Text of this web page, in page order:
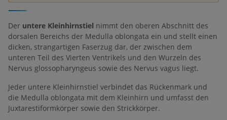
Der untere Kleinhirnstiel nimmt den oberen Abschnitt des
dorsalen Bereichs der Medulla oblongata ein und stellt einen
dicken, strangartigen Faserzug dar, der zwischen dem
unteren Teil des Vierten Ventrikels und den Wurzeln des
Nervus glossopharyngeus sowie des Nervus vagus liegt.
Jeder untere Kleinhirnstiel verbindet das Rückenmark und
die Medulla oblongata mit dem Kleinhirn und umfasst den
Juxtarestiformkörper sowie den Strickkörper.